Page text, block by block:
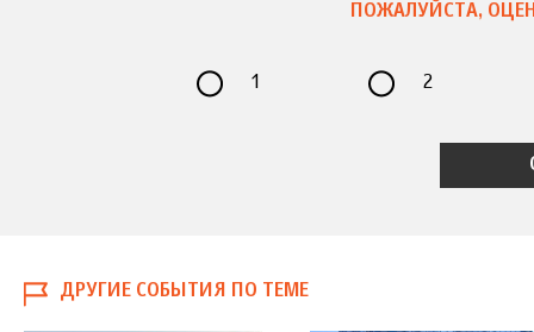
ПОЖАЛУЙСТА,
1 2
ДРУГИЕ СОБЫТИЯ ПО ТЕМЕ